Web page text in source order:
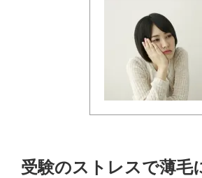
受験のストレスで薄毛